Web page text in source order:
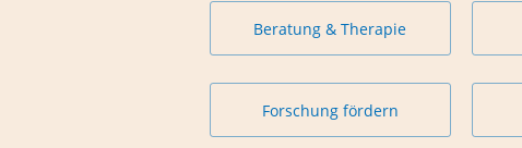
Beratung & Therapie
Forschung fördern